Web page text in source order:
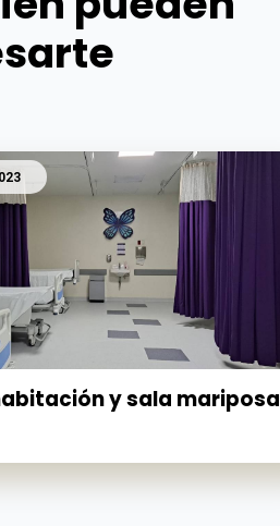
y sala mariposa